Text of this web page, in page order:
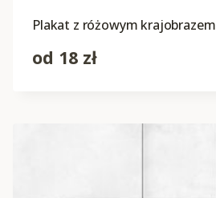
Plakat z różowym krajobrazem
od 18 zł